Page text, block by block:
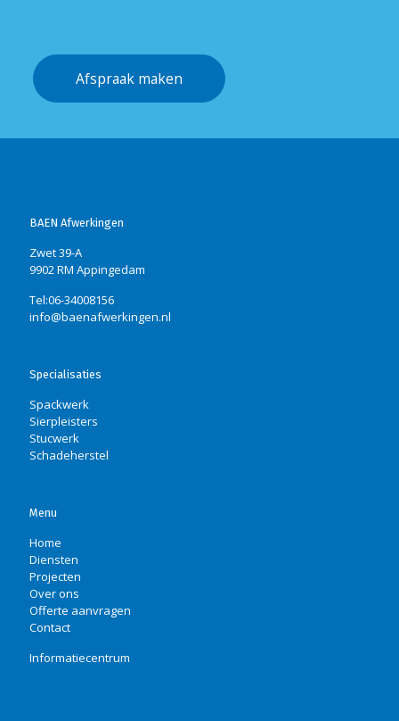
Afspraak maken
BAEN Afwerkingen
Zwet 39-A
9902 RM Appingedam
Tel:06-34008156
info@baenafwerkingen.nl
Specialisaties
Spackwerk
Sierpleisters
Stucwerk
Schadeherstel
Menu
Home
Diensten
Projecten
Over ons
Offerte aanvragen
Contact
Informatiecentrum